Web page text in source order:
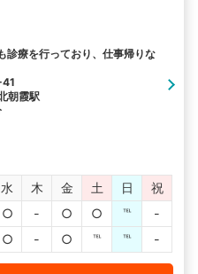
診療を行っており、仕事帰りな
41
朝霞駅
水 木 金 土 日
祝
○ - ○ ○ ℡
-
○ - ○ ℡ ℡ -